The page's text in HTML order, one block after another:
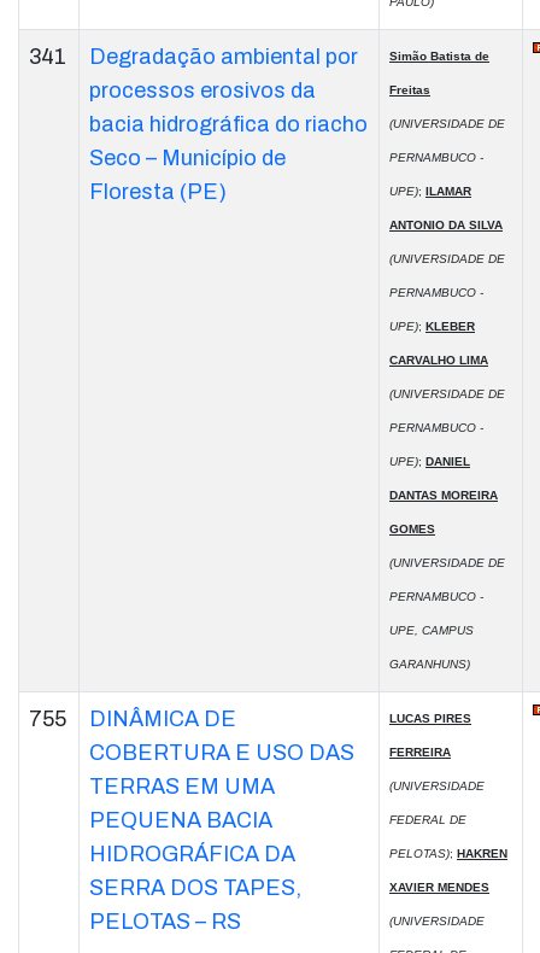
341
Degradação ambiental por
processos erosivos da
bacia hidrográfica do riacho
Seco – Município de
Floresta (PE)
Simão Batista de
Freitas
(UNIVERSIDADE DE
PERNAMBUCO -
UPE); ILAMAR
ANTONIO DA SILVA
(UNIVERSIDADE DE
PERNAMBUCO -
UPE); KLEBER
CARVALHO LIMA
(UNIVERSIDADE DE
PERNAMBUCO -
UPE); DANIEL
DANTAS MOREIRA
GOMES
(UNIVERSIDADE DE
PERNAMBUCO -
UPE, CAMPUS
GARANHUNS)
755
DINÂMICA DE
COBERTURA E USO DAS
TERRAS EM UMA
PEQUENA BACIA
HIDROGRÁFICA DA
SERRA DOS TAPES,
PELOTAS – RS
LUCAS PIRES
FERREIRA
(UNIVERSIDADE
FEDERAL DE
PELOTAS); HAKREN
XAVIER MENDES
(UNIVERSIDADE